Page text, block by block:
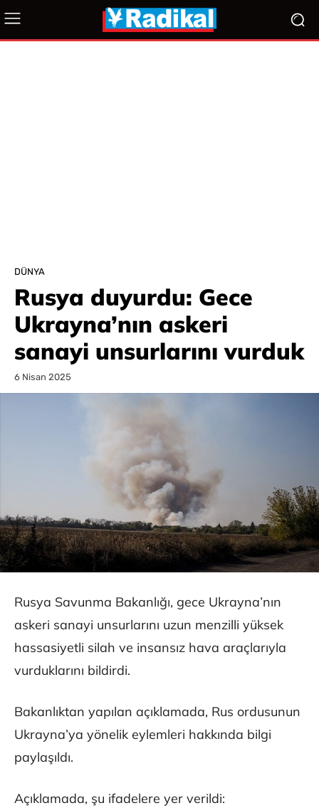
DÜNYA
Rusya duyurdu: Gece
Ukrayna’nın askeri
sanayi unsurlarını vurduk
6 Nisan 2025
Rusya Savunma Bakanlığı, gece Ukrayna’nın
askeri sanayi unsurlarını uzun menzilli yüksek
hassasiyetli silah ve insansız hava araçlarıyla
vurduklarını bildirdi.
Bakanlıktan yapılan açıklamada, Rus ordusunun
Ukrayna’ya yönelik eylemleri hakkında bilgi
paylaşıldı.
Açıklamada, şu ifadelere yer verildi: